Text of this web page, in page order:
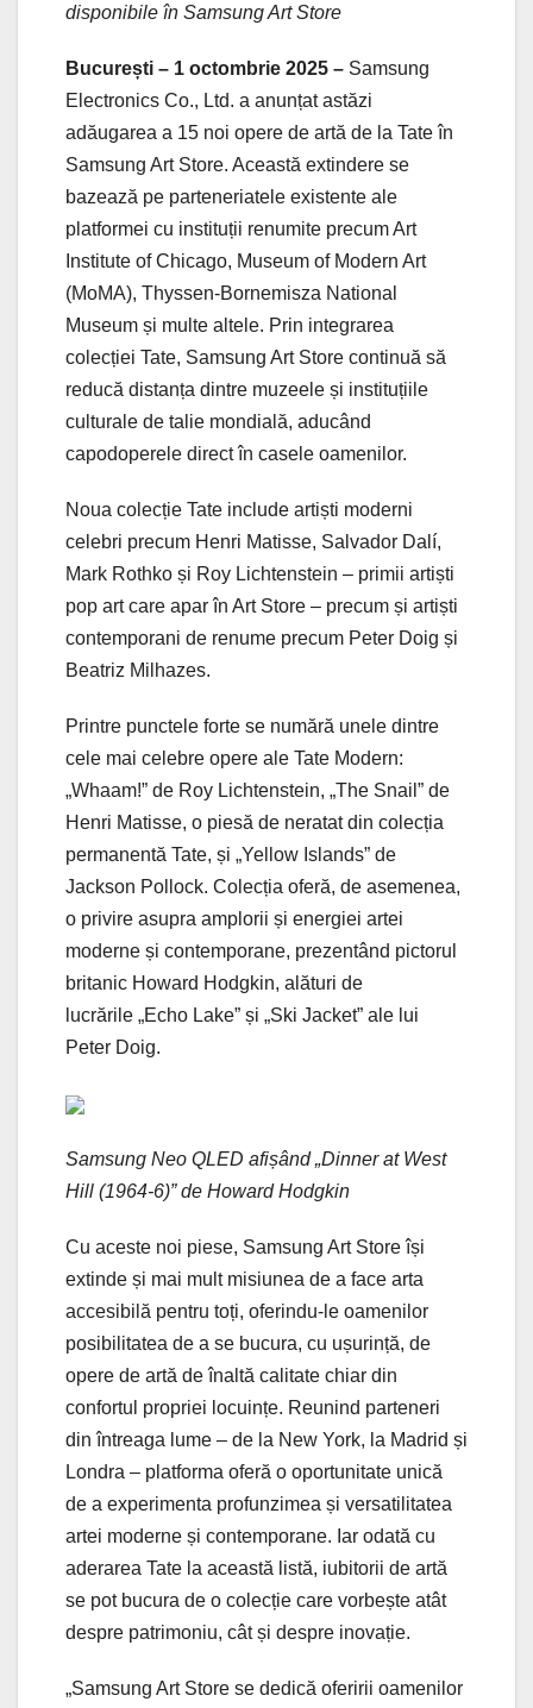
disponibile în Samsung Art Store
București – 1 octombrie 2025 – Samsung
Electronics Co., Ltd. a anunțat astăzi
adăugarea a 15 noi opere de artă de la Tate în
Samsung Art Store. Această extindere se
bazează pe parteneriatele existente ale
platformei cu instituții renumite precum Art
Institute of Chicago, Museum of Modern Art
(MoMA), Thyssen-Bornemisza National
Museum și multe altele. Prin integrarea
colecției Tate, Samsung Art Store continuă să
reducă distanța dintre muzeele și instituțiile
culturale de talie mondială, aducând
capodoperele direct în casele oamenilor.
Noua colecție Tate include artiști moderni
celebri precum Henri Matisse, Salvador Dalí,
Mark Rothko și Roy Lichtenstein – primii artiști
pop art care apar în Art Store – precum și artiști
contemporani de renume precum Peter Doig și
Beatriz Milhazes.
Printre punctele forte se numără unele dintre
cele mai celebre opere ale Tate Modern:
„Whaam!” de Roy Lichtenstein, „The Snail” de
Henri Matisse, o piesă de neratat din colecția
permanentă Tate, și „Yellow Islands” de
Jackson Pollock. Colecția oferă, de asemenea,
o privire asupra amplorii și energiei artei
moderne și contemporane, prezentând pictorul
britanic Howard Hodgkin, alături de
lucrările „Echo Lake” și „Ski Jacket” ale lui
Peter Doig.
Samsung Neo QLED afișând „Dinner at West
Hill (1964-6)” de Howard Hodgkin
Cu aceste noi piese, Samsung Art Store își
extinde și mai mult misiunea de a face arta
accesibilă pentru toți, oferindu-le oamenilor
posibilitatea de a se bucura, cu ușurință, de
opere de artă de înaltă calitate chiar din
confortul propriei locuințe. Reunind parteneri
din întreaga lume – de la New York, la Madrid și
Londra – platforma oferă o oportunitate unică
de a experimenta profunzimea și versatilitatea
artei moderne și contemporane. Iar odată cu
aderarea Tate la această listă, iubitorii de artă
se pot bucura de o colecție care vorbește atât
despre patrimoniu, cât și despre inovație.
„Samsung Art Store se dedică oferirii oamenilor